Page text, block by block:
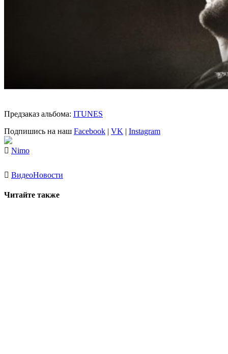
Предзаказ альбома: ITUNES
Подпишись на наш Facebook | VK | Instagram
Nimo
ВидеоНовости
Читайте также